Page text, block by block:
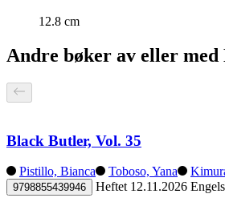
12.8 cm
Andre bøker av eller
Black Butler, Vol. 35
Pistillo, Bianca Toboso, Yana
9798855439946 Heftet 12.11.2026